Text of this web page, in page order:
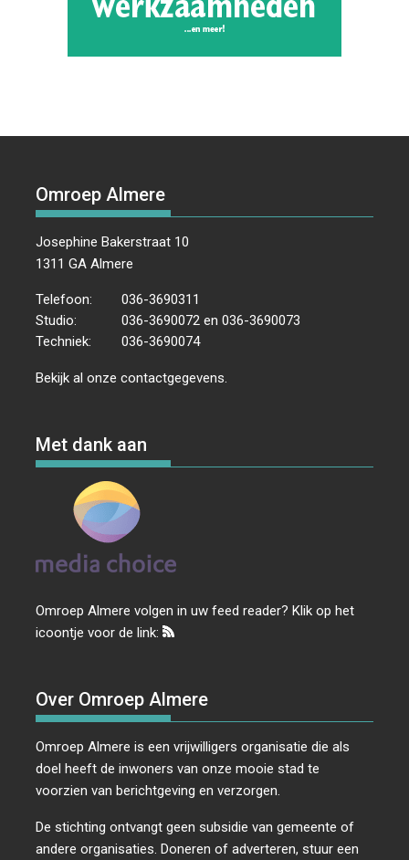
Omroep Almere
Josephine Bakerstraat 10
1311 GA Almere
Telefoon:
036-3690311
Studio:
036-3690072 en 036-3690073
Techniek:
036-3690074
Bekijk al onzecontactgegevens
Met dank aan
Omroep Almere volgen in uw feed reader? Klik op het
icoontje voor de link:
Over Omroep Almere
Omroep Almere is een vrijwilligers organisatie die als
doel heeft de inwoners van onze mooie stad te
voorzien van berichtgeving en verzorgen.
De stichting ontvangt geen subsidie van gemeente of
andere organisaties. Doneren of adverteren, stuur een